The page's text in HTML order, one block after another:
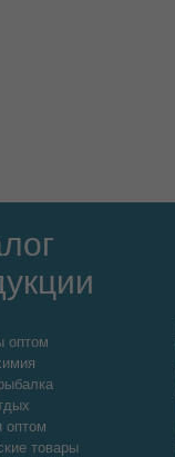
оптом
оптом
товары